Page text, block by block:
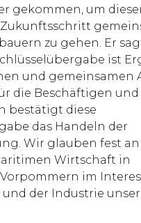
gekommen, um
zu gehen. Er
ist
und gemeinsamen
die Beschäftigen und
bestätigt diese
das Handeln der
Wir glauben fest an
Wirtschaft in
im
der Industrie